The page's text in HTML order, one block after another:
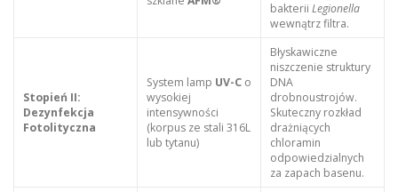
bakterii Legionella
wewnątrz filtra.
Stopień II:
Dezynfekcja
Fotolityczna
System lamp UV-Co
wysokiej
intensywności
(korpus ze stali 316L
lub tytanu)
Błyskawiczne
niszczenie struktury
DNA
drobnoustrojów.
Skuteczny rozkład
drażniących
chloramin
odpowiedzialnych
za zapach basenu.